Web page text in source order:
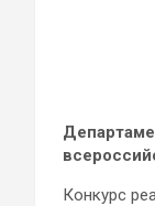
Конкурс